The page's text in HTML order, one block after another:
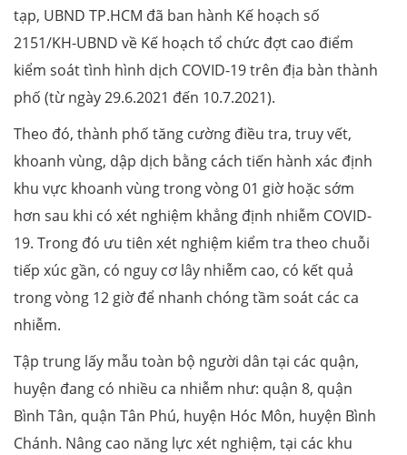
tạp, UBND TP.HCM đã ban hành Kế hoạch số
2151/KH-UBND về Kế hoạch tổ chức đợt cao điểm
kiểm soát tình hình dịch COVID-19 trên địa bàn thành
phố (từ ngày 29.6.2021 đến 10.7.2021).
Theo đó, thành phố tăng cường điều tra, truy vết,
khoanh vùng, dập dịch bằng cách tiến hành xác định
khu vực khoanh vùng trong vòng 01 giờ hoặc sớm
hơn sau khi có xét nghiệm khẳng định nhiễm COVID-
19. Trong đó ưu tiên xét nghiệm kiểm tra theo chuỗi
tiếp xúc gần, có nguy cơ lây nhiễm cao, có kết quả
trong vòng 12 giờ để nhanh chóng tầm soát các ca
nhiễm.
Tập trung lấy mẫu toàn bộ người dân tại các quận,
huyện đang có nhiều ca nhiễm như: quận 8, quận
Bình Tân, quận Tân Phú, huyện Hóc Môn, huyện Bình
Chánh. Nâng cao năng lực xét nghiệm, tại các khu